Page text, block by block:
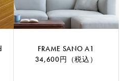
FRAME SANO A1
34,600円（税込）